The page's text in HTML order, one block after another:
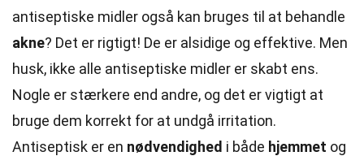
antiseptiske midler også kan bruges til at behandle
akne? Det er rigtigt! De er alsidige og effektive. Men
husk, ikke alle antiseptiske midler er skabt ens.
Nogle er stærkere end andre, og det er vigtigt at
bruge dem korrekt for at undgå irritation.
Antiseptisk er en nødvendighed i både hjemmet og